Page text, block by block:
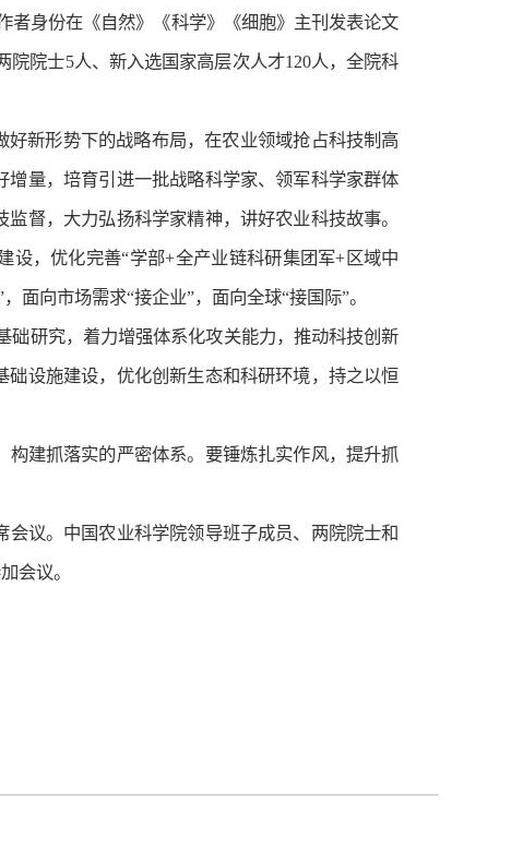
者身份在《自然》《科学》《细胞》主刊发表论文
院院士5人、新入选国家高层次人才120人，全院科
新形势下的战略布局，在农业领域抢占科技制高
量，培育引进一批战略科学家、领军科学家群体
督，大力弘扬科学家精神，讲好农业科技故事。
设，优化完善“学部+全产业链科研集团军+区域中
面向市场需求“接企业”，面向全球“接国际”。
础研究，着力增强体系化攻关能力，推动科技创新
设施建设，优化创新生态和科研环境，持之以恒
建抓落实的严密体系。要锤炼扎实作风，提升抓
议。中国农业科学院领导班子成员、两院院士和
会议。